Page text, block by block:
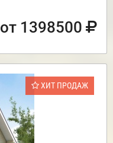
от 1398500
ХИТ ПРОДАЖ